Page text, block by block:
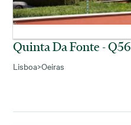
Quinta Da Fonte - Q56
Lisboa>Oeiras